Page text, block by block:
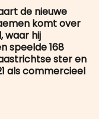
de nieuwe
komt over
waar hij
speelde 168
ster en
als commercieel